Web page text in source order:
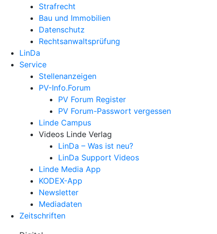
Strafrecht
Bau und Immobilien
Datenschutz
Rechtsanwalts­prüfung
LinDa
Service
Stellenanzeigen
PV-Info.Forum
PV Forum Register
PV Forum-Passwort vergessen
Linde Campus
Videos Linde Verlag
LinDa – Was ist neu?
LinDa Support Videos
Linde Media App
KODEX-App
Newsletter
Mediadaten
Zeitschriften